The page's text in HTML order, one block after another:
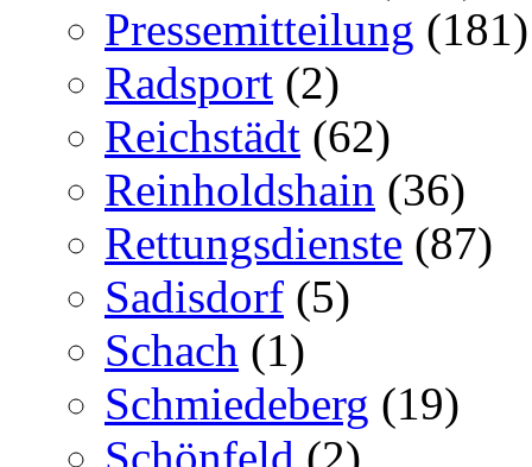
Pressemitteilung (181)
Radsport (2)
Reichstädt (62)
Reinholdshain (36)
Rettungsdienste (87)
Sadisdorf (5)
Schach (1)
Schmiedeberg (19)
Schönfeld (2)